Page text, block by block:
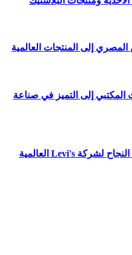
المكتبي إلى التميز في صناعة
مصنع اللوتس في بورسعيد: شريك النجاح لشركة Levi's العالمية